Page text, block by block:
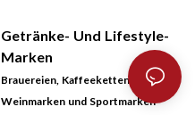
Getränke- Und Lifestyle-
Marken
Brauereien, Kaffeeketten,
Weinmarken und Sportmarken